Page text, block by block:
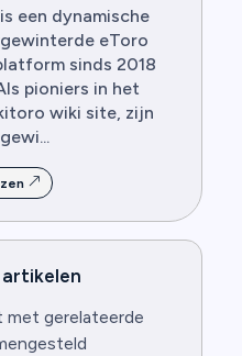
een dynamische
eToro
sinds 2018
pioniers in het
wiki site, zijn
met gerelateerde